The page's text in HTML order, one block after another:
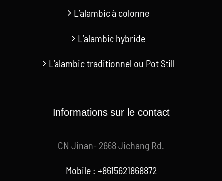
L’alambic à colonne
L’alambic hybride
L’alambic traditionnel ou Pot Still
Informations sur le contact
CN Jinan- 2668 Jichang Rd.
Mobile : +8615621868872